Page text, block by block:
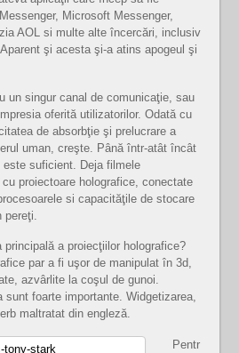
Microsoft Messenger,
AOL si multe alte încercări, inclusiv
şi acesta şi-a atins apogeul şi
un singur canal de comunicaţie, sau
oferită utilizatorilor. Odată cu
de absorbţie şi prelucrare a
uman, creşte. Până într-atât încât
suficient. Deja filmele
proiectoare holografice, conectate
si capacităţile de stocare
a proiecţiilor holografice?
par a fi uşor de manipulat în 3d,
azvârlite la coşul de gunoi.
sunt foarte importante. Widgetizarea,
maltratat din engleză.
Pentr